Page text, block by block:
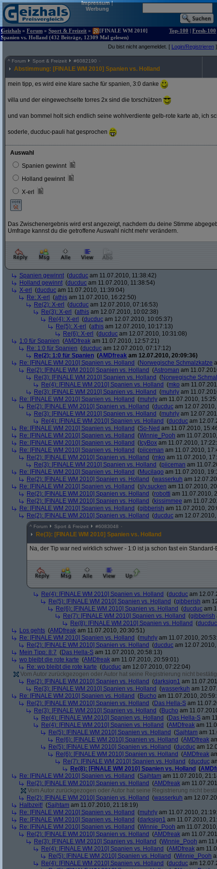
Impressum|
Werbung
Geizhals » Forum » Sport & Freizeit »
[FINALE WM 2010]
Spanien vs. Holland (432 Beiträge, 12309 Mal gelesen)
Top-100 | Fresh-100
Du bist nicht angemeldet. [ Login/Registrieren ]
^ Forum Sport & Freizeit #6082190
Abstimmung: [FINALE WM 2010] Spanien vs. Holland
mein tipp, es wird eine klare sache für spanien, 3:0 danke
villa und der eingewechselte torres 2x sind die torschützen
und van bommel holt sich endlich seine wohlverdiente gelb-rote karte ab, ich
soderle, ducduc-pauli hat gesprochen
Auswahl
Spanien gewinnt
Holland gewinnt
X-erl
Das Zwischenergebnis wird erst angezeigt, nachdem du deine Stimme
Umfrage kannst du die getroffene Auswahl nicht mehr verändern.
Spanien gewinnt (ducduc am 11.07.2010, 11:38:42)
Holland gewinnt (ducduc am 11.07.2010, 11:38:54)
X-erl
(ducduc am 11.07.2010, 11:39:04)
Re: X-erl
(athis am 11.07.2010, 16:22:50)
Re(2): X-erl
(ducduc am 12.07.2010, 07:16:53)
Re(3): X-erl
(athis am 12.07.2010, 10:02:38)
Re(4): X-erl
(ducduc am 12.07.2010, 10:05:37)
Re(5): X-erl
(athis am 12.07.2010, 10:17:13)
Re(6): X-erl
(ducduc am 12.07.2010, 10:31:08)
1:0 für Spanien (AMDfreak am 11.07.2010, 12:57:21)
Re: 1:0 für Spanien (ducduc am 12.07.2010, 07:17:12)
Re(2): 1:0 für Spanien (AMDfreak am 12.07.2010, 20:09:36)
Re: [FINALE WM 2010] Spanien vs. Holland (Norwegische Schmalzkatze
Re(2): [FINALE WM 2010] Spanien vs. Holland (Astroman am
Re(3): [FINALE WM 2010] Spanien vs. Holland (Norwegische
Re(4): [FINALE WM 2010] Spanien vs. Holland (mko am
Re(3): [FINALE WM 2010] Spanien vs. Holland (muhrly am
Re: [FINALE WM 2010] Spanien vs. Holland (muhrly am 11.07.2010,
Re(2): [FINALE WM 2010] Spanien vs. Holland (ducduc am
Re(3): [FINALE WM 2010] Spanien vs. Holland (muhrly am
Re(4): [FINALE WM 2010] Spanien vs. Holland (ducduc am
Re: [FINALE WM 2010] Spanien vs. Holland (So-Ned am 11.07.2010,
Re: [FINALE WM 2010] Spanien vs. Holland (Winnie_Pooh am
Re: [FINALE WM 2010] Spanien vs. Holland ( IcyBox am 11.07.2010,
Re: [FINALE WM 2010] Spanien vs. Holland (piiceman am 11.07.2010,
Re(2): [FINALE WM 2010] Spanien vs. Holland (mko am 11.07.2010,
Re(3): [FINALE WM 2010] Spanien vs. Holland (piiceman am
Re: [FINALE WM 2010] Spanien vs. Holland (Mucilago am 11.07.2010,
Re(2): [FINALE WM 2010] Spanien vs. Holland (wasserkuh am
Re: [FINALE WM 2010] Spanien vs. Holland (sly.sucken am 11.07.2010,
Re(2): [FINALE WM 2010] Spanien vs. Holland (robotti am 11.07.2010,
Re(2): [FINALE WM 2010] Spanien vs. Holland (kissimmee am
Re: [FINALE WM 2010] Spanien vs. Holland (gibberish am 11.07.2010,
Re(2): [FINALE WM 2010] Spanien vs. Holland (ducduc am
^ Forum Sport & Freizeit #6083048
Re(3): [FINALE WM 2010] Spanien vs. Holland
Na, der Tip war ned wirklich schwer - 1:0 ist ja schon fast ein
Re(4): [FINALE WM 2010] Spanien vs. Holland (ducduc am
Re(5): [FINALE WM 2010] Spanien vs. Holland (gibberish am
Re(6): [FINALE WM 2010] Spanien vs. Holland (ducduc am
Re(7): [FINALE WM 2010] Spanien vs. Holland (gibberish
Re(8): [FINALE WM 2010] Spanien vs. Holland (ducduc
Los gehts (AMDfreak am 11.07.2010, 20:30:51)
Re: [FINALE WM 2010] Spanien vs. Holland (muhrly am 11.07.2010,
Re(2): [FINALE WM 2010] Spanien vs. Holland (ducduc am
Mein Tipp: 8:7 (Das Hella-S am 11.07.2010, 20:58:13)
wo bleibt die rote karte (AMDfreak am 11.07.2010, 20:59:01)
Re: wo bleibt die rote karte (ducduc am 12.07.2010, 07:22:04)
Vom Autor zurückgezogen oder Autor hat seine Registrierung nicht
Re(2): [FINALE WM 2010] Spanien vs. Holland (darksign1 am
Re(3): [FINALE WM 2010] Spanien vs. Holland (wasserkuh am
Re: [FINALE WM 2010] Spanien vs. Holland (Bucho am 11.07.2010,
Re(2): [FINALE WM 2010] Spanien vs. Holland (Das Hella-S am
Re(3): [FINALE WM 2010] Spanien vs. Holland (Bucho am
Re(4): [FINALE WM 2010] Spanien vs. Holland (Das Hella-S am
Re(4): [FINALE WM 2010] Spanien vs. Holland (AMDfreak am
Re(5): [FINALE WM 2010] Spanien vs. Holland (Sajhtam am
Re(6): [FINALE WM 2010] Spanien vs. Holland (AMDfreak
Re(5): [FINALE WM 2010] Spanien vs. Holland (ducduc am
Re(6): [FINALE WM 2010] Spanien vs. Holland (AMDfreak
Re(7): [FINALE WM 2010] Spanien vs. Holland (ducduc
Re(8): [FINALE WM 2010] Spanien vs. Holland (
Re: [FINALE WM 2010] Spanien vs. Holland (Sajhtam am 11.07.2010,
Re(2): [FINALE WM 2010] Spanien vs. Holland (AMDfreak am
Vom Autor zurückgezogen oder Autor hat seine Registrierung nicht
Re(2): [FINALE WM 2010] Spanien vs. Holland (wasserkuh am
Halbzeit! (Sajhtam am 11.07.2010, 21:18:19)
Re: [FINALE WM 2010] Spanien vs. Holland (muhrly am 11.07.2010,
Re: [FINALE WM 2010] Spanien vs. Holland (darksign1 am 11.07.2010,
Re: [FINALE WM 2010] Spanien vs. Holland (Winnie_Pooh am
Re(2): [FINALE WM 2010] Spanien vs. Holland (AMDfreak am
Re(3): [FINALE WM 2010] Spanien vs. Holland (Winnie_Pooh am
Re(4): [FINALE WM 2010] Spanien vs. Holland (AMDfreak am
Re(5): [FINALE WM 2010] Spanien vs. Holland (Winnie_Pooh
Re(4): [FINALE WM 2010] Spanien vs. Holland (ducduc am